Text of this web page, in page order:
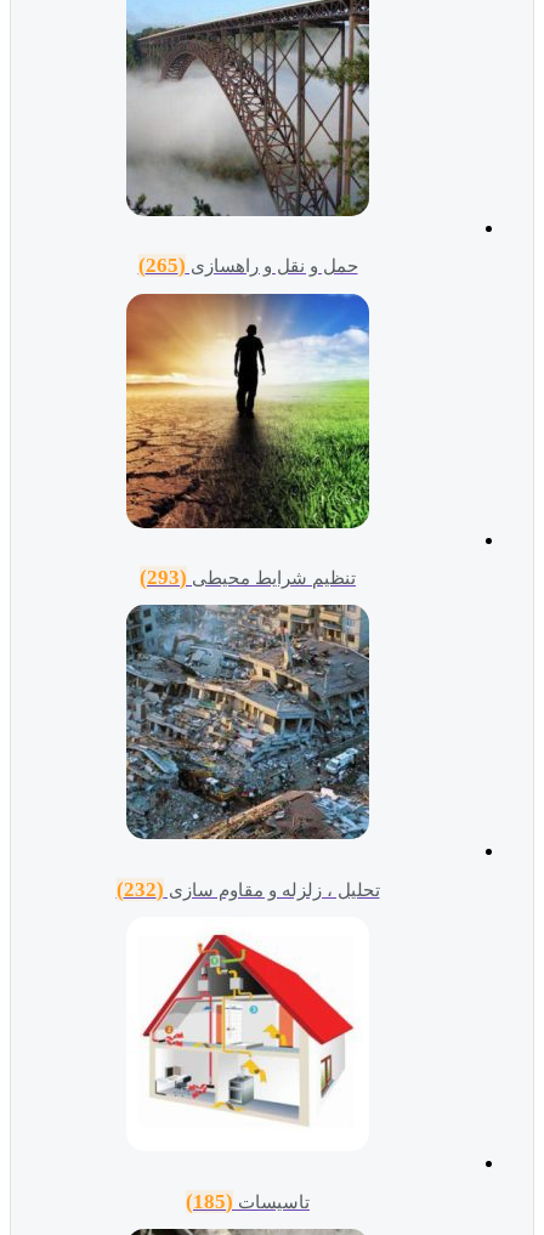
حمل و نقل و راهسازی (265)
تنظیم شرایط محیطی (293)
تحلیل ، زلزله و مقاوم سازی(232)
تاسیسات(185)